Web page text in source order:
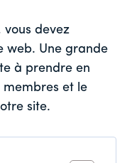
vous devez
web. Une grande
à prendre en
et le
site.